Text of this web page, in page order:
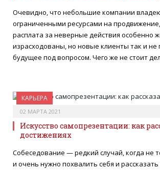
Очевидно, что небольшие компании
ограниченными ресурсами на
расплата за неверные действия особенно
израсходованы, но новые клиенты так и
будущее под вопросом. Чего же не стоит
КАРЬЕРА
02 МАРТА 2021
Искусство самопрезентации: как
достижениях
Собеседование — редкий случай, когда не
и очень нужно похвалить себя и рассказать